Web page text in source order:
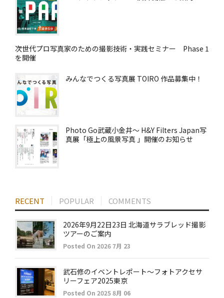
次世代プロ写真家のための撮影技術・実践セミナー Phase 1
を開催
みんなでつくる写真展 TOIRO 作品募集中！
Photo Go武蔵小金井～ H&Y Filters Japan写
真展「極上の風景写真 」開催のお知らせ
RECENT POPULAR COMMENTS
2026年9月22日23日 北海道サラブレッド撮影
ツアーのご案内
Posted On 2026 7月 23
武石修のイベントレポート～フォトアクセサ
リーフェア2025東京
Posted On 2025 8月 06